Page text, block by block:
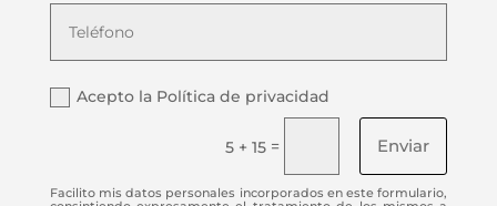
Acepto la Política de privacidad
5 + 15 = Enviar
Facilito mis datos personales incorporados en este formulario,